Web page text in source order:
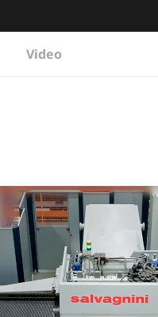
Video